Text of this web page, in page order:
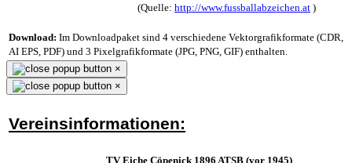
(Quelle: http://www.fussballabzeichen.at )
Download: Im Downloadpaket sind 4 verschiedene Vektorgrafikformate (CDR,
AI EPS, PDF) und 3 Pixelgrafikformate (JPG, PNG, GIF) enthalten.
×
×
Vereinsinformationen:
TV Eiche Cöpenick 1896 ATSB (vor 1945)